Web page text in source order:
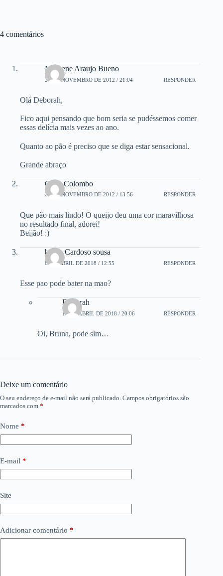
4 comentários
Marbene Araujo Bueno
21 DE NOVEMBRO DE 2012 / 21:04 RESPONDER
Olá Deborah,
Fico aqui pensando que bom seria se pudéssemos comer
essas delícia mais vezes ao ano.
Quanto ao pão é preciso que se diga estar sensacional.
Grande abraço
Carla Colombo
22 DE NOVEMBRO DE 2012 / 13:56 RESPONDER
Que pão mais lindo! O queijo deu uma cor maravilhosa
no resultado final, adorei!
Beijão! :)
bruna Cardoso sousa
6 DE ABRIL DE 2018 / 12:55 RESPONDER
Esse pao pode bater na mao?
Deborah
12 DE ABRIL DE 2018 / 20:06 RESPONDER
Oi, Bruna, pode sim…
Deixe um comentário
O seu endereço de e-mail não será publicado. Campos obrigatórios são
marcados com *
Nome *
E-mail *
Site
Adicionar comentário *